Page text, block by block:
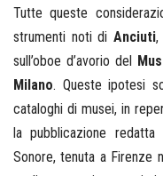
Tutte queste
strumenti noti di Anciuti,
sull’oboe d’avorio del
Milano. Queste ipotesi
cataloghi di musei, in
la pubblicazione
Sonore, tenuta a Firenze